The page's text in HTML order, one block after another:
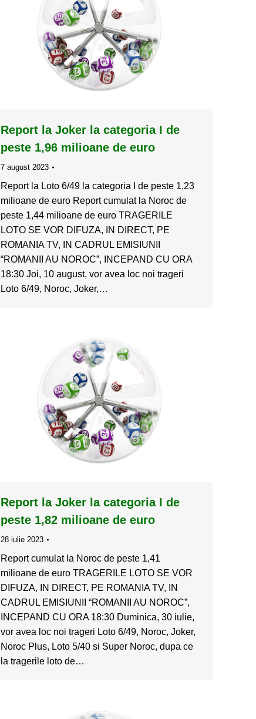
Report la Joker la categoria I de
peste 1,96 milioane de euro
7 august 2023
Report la Loto 6/49 la categoria I de peste 1,23
milioane de euro Report cumulat la Noroc de
peste 1,44 milioane de euro TRAGERILE
LOTO SE VOR DIFUZA, IN DIRECT, PE
ROMANIA TV, IN CADRUL EMISIUNII
“ROMANII AU NOROC”, INCEPAND CU ORA
18:30 Joi, 10 august, vor avea loc noi trageri
Loto 6/49, Noroc, Joker,…
Report la Joker la categoria I de
peste 1,82 milioane de euro
28 iulie 2023
Report cumulat la Noroc de peste 1,41
milioane de euro TRAGERILE LOTO SE VOR
DIFUZA, IN DIRECT, PE ROMANIA TV, IN
CADRUL EMISIUNII “ROMANII AU NOROC”,
INCEPAND CU ORA 18:30 Duminica, 30 iulie,
vor avea loc noi trageri Loto 6/49, Noroc, Joker,
Noroc Plus, Loto 5/40 si Super Noroc, dupa ce
la tragerile loto de…